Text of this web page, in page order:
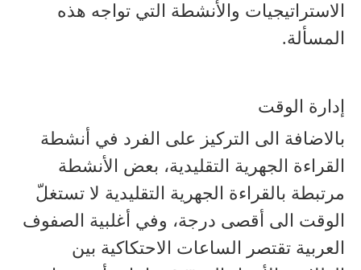
الاستراتيجيات والأنشطة التي تواجه هذه
المسألة.
إدارة الوقت
بالاضافة الى التركيز على الفرد في أنشطة
القراءة الجهرية التقليدية، بعض الأنشطة
مرتبطة بالقراءة الجهرية التقليدية لا تستغلّ
الوقت الى أقصى درجة، وفي أغلبية الصفوف
العربية تقتصر الساعات الاحتكاكية بين